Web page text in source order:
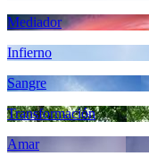
Mediador
Infierno
Sangre
Transformación
Amar